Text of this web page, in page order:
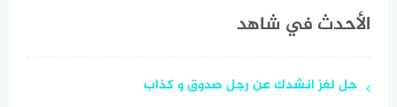
الأحدث في شاهد
حل لغز انشدك عن رجل صدوق و كذاب